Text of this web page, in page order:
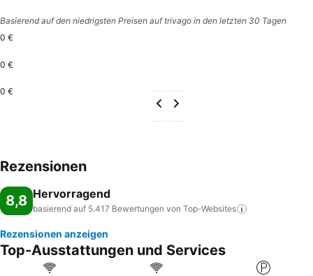
Basierend auf den niedrigsten Preisen auf trivago in den letzten 30 Tagen
0 €
0 €
0 €
Rezensionen
8,8 Hervorragend
basierend auf 5.417 Bewertungen von Top-Websites
Rezensionen anzeigen
Top-Ausstattungen und Services